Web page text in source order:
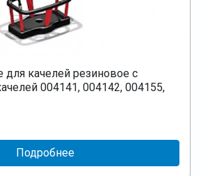
для качелей резиновое с
004141, 004142, 004155,
Подробнее